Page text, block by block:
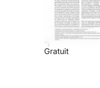
Gratuit